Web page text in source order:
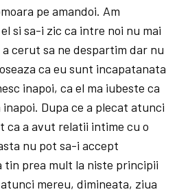
pe amandoi. Am
si sa-i zic ca intre noi nu mai
cerut sa ne despartim dar nu
ca eu sunt incapatanata
inapoi, ca el ma iubeste ca
Dupa ce a plecat atunci
ca a avut relatii intime cu o
nu pot sa-i accept
tin prea mult la niste principii
mereu, dimineata, ziua